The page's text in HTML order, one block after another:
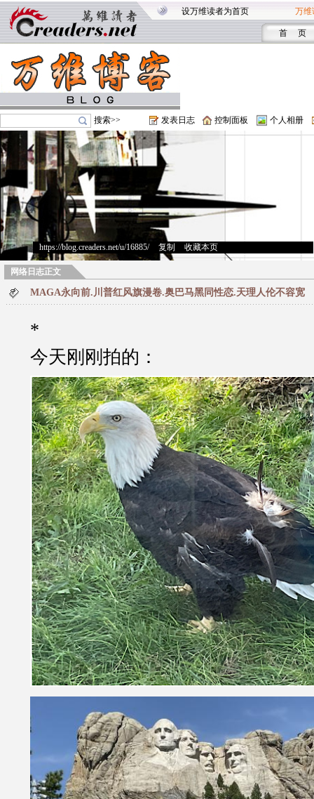
设万维读者为首页 万维
首 页
搜索>> 发表日志 控制面板 个人相册
https://blog.creaders.net/u/16885/> 复制 收藏本页
网络日志正文
MAGA永向前.川普红风旗漫卷.奥巴马黑同性恋.天理人伦不容宽
*
今天刚刚拍的：